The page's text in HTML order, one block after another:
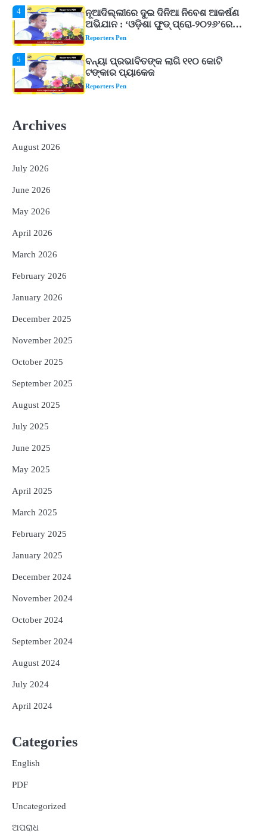
ଗୁରୁତ୍ୱ
ବନ୍ୟା ପ୍ରଭାବିତଙ୍କ ଲାଗି ୧୧୦ କୋଟି
ଟଙ୍କାର ପ୍ୟାକେଜ
ଆସାମରେ ଭୟଙ୍କର ବନ୍ୟା ମୃତ୍ୟୁ ସଂଖ୍ୟା
୮୯କୁ ବୃଦ୍ଧି
3
4
Archives
August 2026
July 2026
June 2026
May 2026
April 2026
March 2026
February 2026
January 2026
December 2025
November 2025
October 2025
September 2025
August 2025
July 2025
June 2025
May 2025
April 2025
March 2025
February 2025
January 2025
December 2024
November 2024
October 2024
September 2024
August 2024
July 2024
April 2024
Categories
English
PDF
Uncategorized
ଅପରାଧ